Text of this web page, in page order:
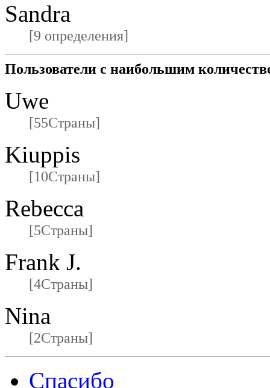
Sandra
[9 определения]
Пользователи с наибольшим
Uwe
[55Страны]
Kiuppis
[10Страны]
Rebecca
[5Страны]
Frank J.
[4Страны]
Nina
[2Страны]
Спасибо